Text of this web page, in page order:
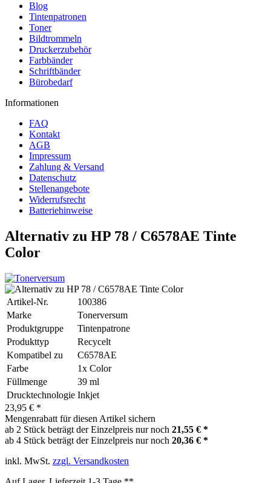
Blog
Tintenpatronen
Toner
Bildtrommeln
Druckerzubehör
Farbbänder
Schriftbänder
Bürobedarf
Informationen
FAQ
Kontakt
AGB
Impressum
Zahlung & Versand
Datenschutz
Stellenangebote
Widerrufsrecht
Batteriehinweise
Alternativ zu HP 78 / C6578AE Tinte
Color
Artikel-Nr.
100386
Marke
Tonerversum
Produktgruppe
Tintenpatrone
Produkttyp
Recycelt
Kompatibel zu
C6578AE
Farbe
1x Color
Füllmenge
39 ml
Drucktechnologie Inkjet
23,95 € *
Mengenrabatt für diesen Artikel sichern
ab 2 Stück beträgt der Einzelpreis nur noch 21,55 € *
ab 4 Stück beträgt der Einzelpreis nur noch 20,36 € *
inkl. MwSt. zzgl. Versandkosten